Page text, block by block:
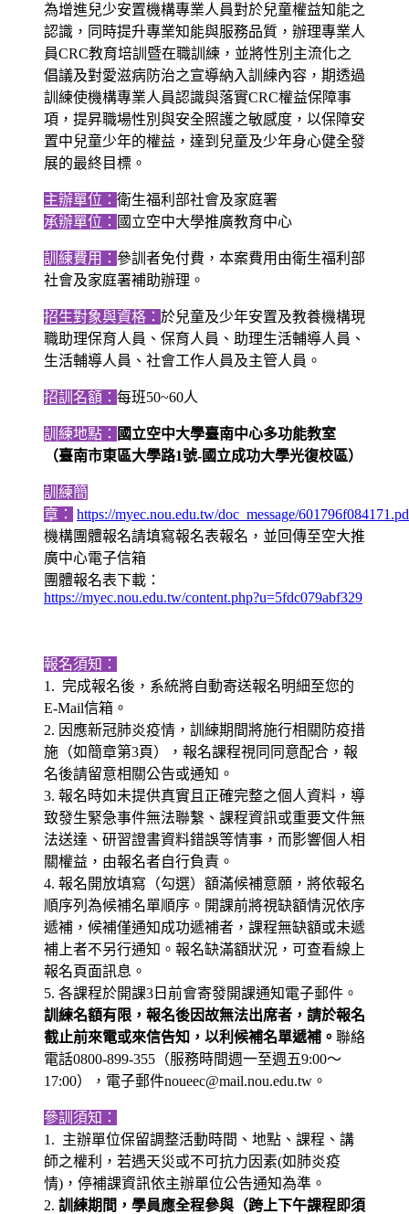
為增進兒少安置機構專業人員對於兒童權益知能之
認識，同時提升專業知能與服務品質，辦理專業人
員CRC教育培訓暨在職訓練，並將性別主流化之
倡議及對愛滋病防治之宣導納入訓練內容，期透過
訓練使機構專業人員認識與落實CRC權益保障事
項，提昇職場性別與安全照護之敏感度，以保障安
置中兒童少年的權益，達到兒童及少年身心健全發
展的最終目標。
主辦單位： 衛生福利部社會及家庭署
承辦單位： 國立空中大學推廣教育中心
訓練費用： 參訓者免付費，本案費用由衛生福利部
社會及家庭署補助辦理。
招生對象與資格： 於兒童及少年安置及教養機構現
職助理保育人員、保育人員、助理生活輔導人員、
生活輔導人員、社會工作人員及主管人員。
招訓名額： 每班50~60人
訓練地點： 國立空中大學臺南中心多功能教室
（臺南市東區大學路1號-國立成功大學光復校區）
訓練簡
章：
https://myec.nou.edu.tw/doc_message/
機構團體報名請填寫報名表報名，並回傳至空大推
廣中心電子信箱
團體報名表下載：
https://myec.nou.edu.tw/content.php?u=5fdc079abf329
報名須知：
1. 完成報名後，系統將自動寄送報名明細至您的
E-Mail信箱。
2. 因應新冠肺炎疫情，訓練期間將施行相關防疫措
施（如簡章第3頁），報名課程視同同意配合，報
名後請留意相關公告或通知。
3. 報名時如未提供真實且正確完整之個人資料，導
致發生緊急事件無法聯繫、課程資訊或重要文件無
法送達、研習證書資料錯誤等情事，而影響個人相
關權益，由報名者自行負責。
4. 報名開放填寫（勾選）額滿候補意願，將依報名
順序列為候補名單順序。開課前將視缺額情況依序
遞補，候補僅通知成功遞補者，課程無缺額或未遞
補上者不另行通知。報名缺滿額狀況，可查看線上
報名頁面訊息。
5. 各課程於開課3日前會寄發開課通知電子郵件。
訓練名額有限，報名後因故無法出席者，請於報名
截止前來電或來信告知，以利候補名單遞補。 聯絡
電話0800-899-355（服務時間週一至週五9:00～
17:00），電子郵件noueec@mail.nou.edu.tw。
參訓須知：
1. 主辦單位保留調整活動時間、地點、課程、講
師之權利，若遇天災或不可抗力因素(如肺炎疫
情)，停補課資訊依主辦單位公告通知為準。
2. 訓練期間，學員應全程參與（跨上下午課程即須